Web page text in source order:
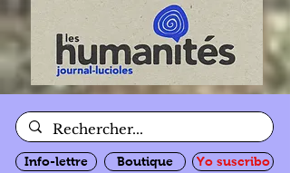
Info-lettre Boutique Yo suscribo